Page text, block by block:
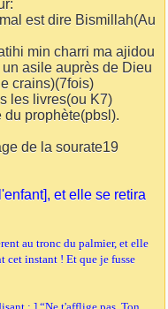
est dire Bismillah(Au
min charri ma ajidou
asile auprès de Dieu
crains)(7fois)
les livres(ou K7)
prophète(pbsl).
de la sourate19
et elle se retira
au tronc du palmier, et elle
cet instant ! Et que je fusse